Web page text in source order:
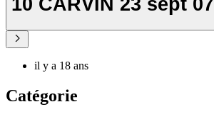
il y a 18 ans
Catégorie